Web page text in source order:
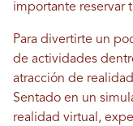
importante reservar
Para divertirte un
de actividades
atracción de
Sentado en un
realidad virtual,